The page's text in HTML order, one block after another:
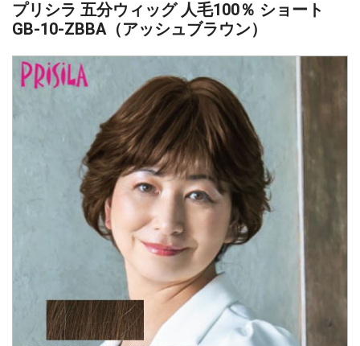
プリシラ 五分ウィッグ 人毛100％ ショート
GB-10-ZBBA（アッシュブラウン）